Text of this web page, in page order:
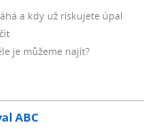
a kdy už riskujete úpal
je můžeme najít?
ABC